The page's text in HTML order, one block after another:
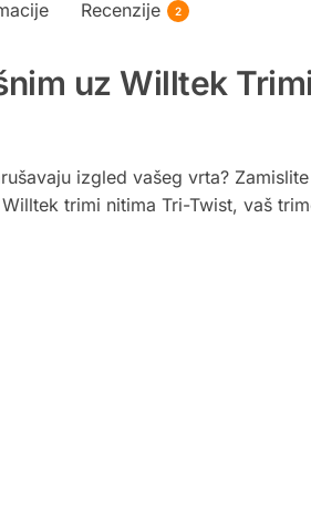
Recenzije 2
uz Willtek
izgled vašeg vrta?
trimi nitima Tri-Twist, vaš